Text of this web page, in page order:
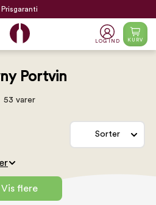
Prisgaranti
LOG IND KURV
Portvin
53 varer
Sorter
Vis flere